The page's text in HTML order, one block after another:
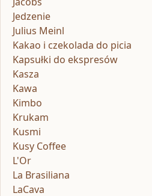
Jedzenie
Julius Meinl
Kakao i czekolada do picia
Kapsułki do ekspresów
Kasza
Kawa
Kimbo
Krukam
Kusmi
Kusy Coffee
L'Or
La Brasiliana
LaCava